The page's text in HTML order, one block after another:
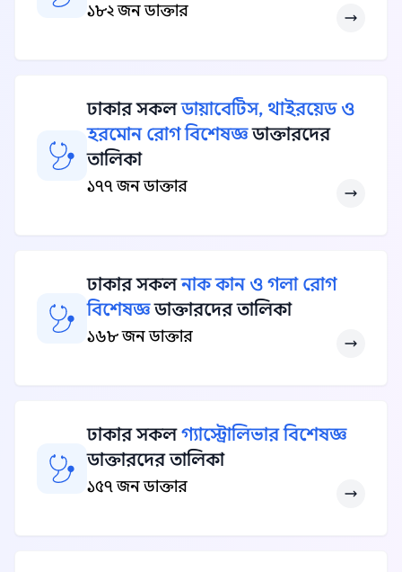
১৮২ জন ডাক্তার
ঢাকার সকলডায়াবেটিস, থাইরয়েড ও
হরমোন রোগ বিশেষজ্ঞডাক্তারদের
তালিকা
১৭৭ জন ডাক্তার
ঢাকার সকলনাক কান ও গলা রোগ
বিশেষজ্ঞডাক্তারদের তালিকা
১৬৮ জন ডাক্তার
ঢাকার সকলগ্যাস্ট্রোলিভার বিশেষজ্ঞ
ডাক্তারদের তালিকা
১৫৭ জন ডাক্তার